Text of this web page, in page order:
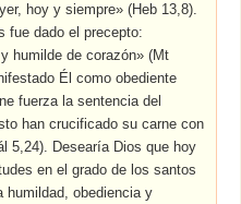
hoy y siempre» (Heb 13,8).
fue dado el precepto:
humilde de corazón» (Mt
Él como obediente
fuerza la sentencia del
han crucificado su carne con
5,24). Desearía Dios que hoy
en el grado de los santos
humildad, obediencia y